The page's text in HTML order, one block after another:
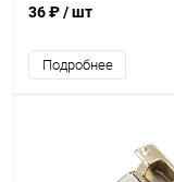
36 ₽/ шт
Подробнее